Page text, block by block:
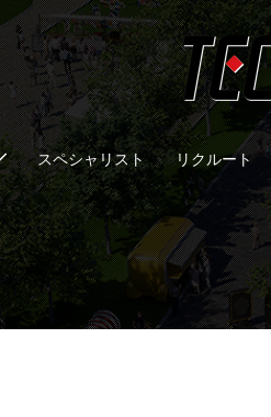
スペシャリスト リクルート